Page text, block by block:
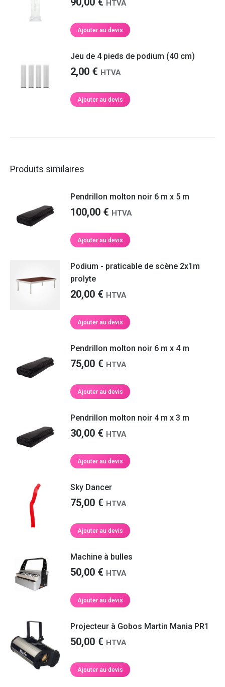
HTVA
Ajouter au devis
Jeu de 4 pieds de podium (40 cm)
2,00 € HTVA
Ajouter au devis
Produits similaires
Pendrillon molton noir 6 m x 5 m
100,00 € HTVA
Ajouter au devis
Podium - praticable de scène 2x1m
prolyte
20,00 € HTVA
Ajouter au devis
Pendrillon molton noir 6 m x 4 m
75,00 € HTVA
Ajouter au devis
Pendrillon molton noir 4 m x 3 m
30,00 € HTVA
Ajouter au devis
Sky Dancer
75,00 € HTVA
Ajouter au devis
Machine à bulles
50,00 € HTVA
Ajouter au devis
Projecteur à Gobos Martin Mania PR1
50,00 € HTVA
Ajouter au devis